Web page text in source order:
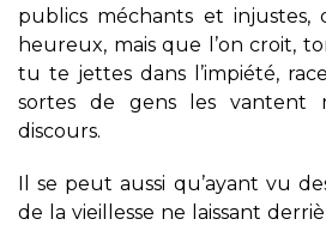
publics méchants et
heureux, mais que l’on croit,
tu te jettes dans l’impiété,
sortes de gens les vantent
discours.
Il se peut aussi qu’ayant vu
de la vieillesse ne laissant